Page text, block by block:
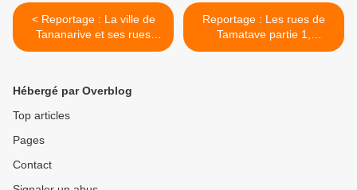
< Reportage : La ville de
Tananarive et ses rues
partie 2, Madagascar
Reportage : Les rues de
Tamatave partie 1,
Madagascar >
Hébergé par Overblog
Top articles
Pages
Contact